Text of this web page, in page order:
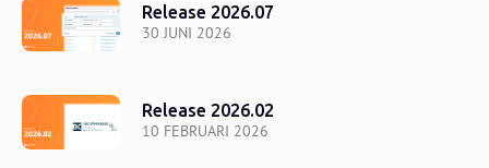
30 JUNI 2026
Release 2026.07
10 FEBRUARI 2026
Release 2026.02